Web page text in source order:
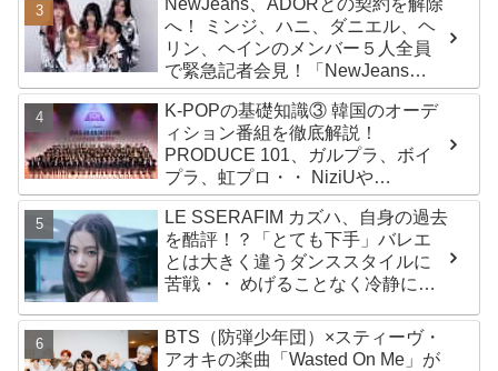
ルバム『AMORTAGE』もリリース
NewJeans、ADORとの契約を解除
へ！ ミンジ、ハニ、ダニエル、ヘ
リン、ヘインのメンバー５人全員
で緊急記者会見！「NewJeans
never dies!」と微笑みの宣言！
ADOR側、2029年まで契約有効と
主張
K-POPの基礎知識③ 韓国のオーデ
ィション番組を徹底解説！
PRODUCE 101、ガルプラ、ボイ
プラ、虹プロ・・ NiziUや
Kep1er、ZEROBASEONEら人気
グループが続々と誕生！ JO1や
INI、ME:Iを生んだ日プまで一挙紹
介
LE SSERAFIM カズハ、自身の過去
を酷評！？「とても下手」バレエ
とは大きく違うダンススタイルに
苦戦・・ めげることなく冷静に努
BTS（防弾少年団）×スティーヴ・
アオキの楽曲「Wasted On Me」が